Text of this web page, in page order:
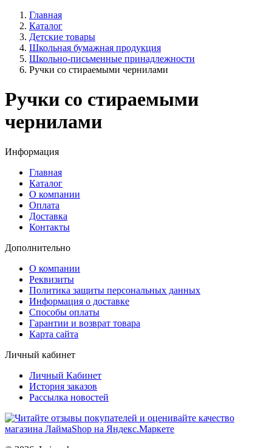
Главная
Каталог
Детские товары
Школьная бумажная продукция
Школьно-письменные принадлежности
Ручки со стираемыми чернилами
Ручки со стираемыми
чернилами
Информация
Главная
Каталог
О компании
Оплата
Доставка
Контакты
Дополнительно
О компании
Реквизиты
Политика защиты персональных данных
Информация о доставке
Способы оплаты
Гарантии и возврат товара
Карта сайта
Личный кабинет
Личный Кабинет
История заказов
Рассылка новостей